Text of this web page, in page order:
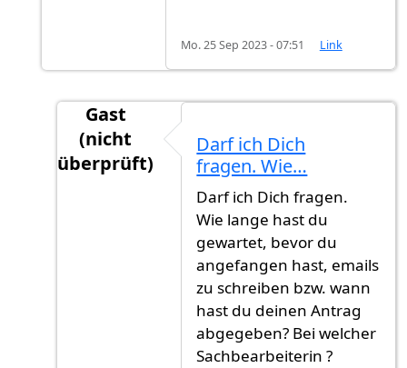
Mo. 25 Sep 2023 - 07:51 Link
Gast
(nicht
überprüft)
Ich habe fast jede Woche…
Darf ich Dich
fragen. Wie…
Darf ich Dich fragen.
Wie lange hast du
gewartet, bevor du
angefangen hast, emails
zu schreiben bzw. wann
hast du deinen Antrag
abgegeben? Bei welcher
Sachbearbeiterin ?